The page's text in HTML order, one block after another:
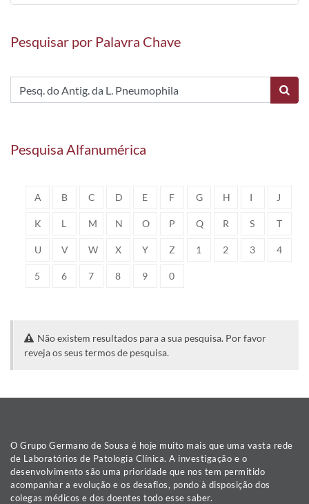
Pesquisar por Palavra Chave
Pesquisa Alfanumérica
A B C D E F G H I J
K L M N O P Q R S T
U V W X Y Z 1 2 3 4
5 6 7 8 9 0
Não existem resultados para a sua pesquisa. Por favor
reveja os seus termos de pesquisa.
O Grupo Germano de Sousa é hoje muito mais que uma vasta rede
de Laboratórios de Patologia Clínica. A investigação e o
desenvolvimento são uma prioridade que nos tem permitido
acompanhar a evolução e os desafios, pondo à disposição dos
colegas médicos e dos doentes todo esse saber.